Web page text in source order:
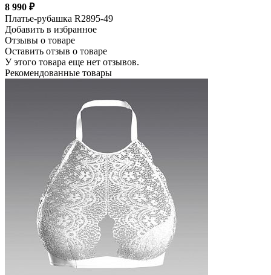
8 990 ₽
Платье-рубашка R2895-49
Добавить в избранное
Отзывы о товаре
Оставить отзыв о товаре
У этого товара еще нет отзывов.
Рекомендованные товары